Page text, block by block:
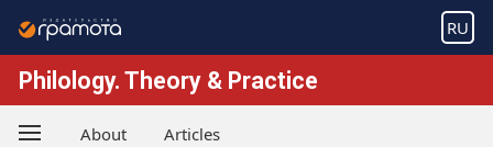
RU
Philology. Theory & Practice
About Articles